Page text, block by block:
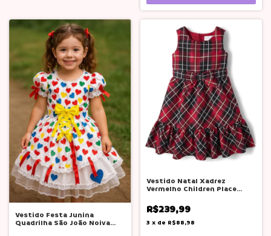
Vestido Festa Junina
Quadrilha São João Noiva
Vestido Natal Xadrez
Vermelho Children Place
R$239,99
3 x de R$88,98